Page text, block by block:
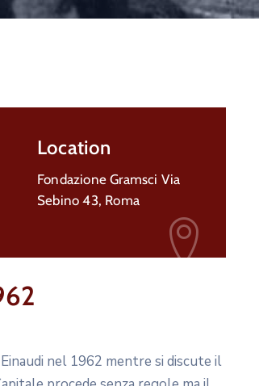
Location
Fondazione Gramsci Via
Sebino 43, Roma
nel 1962 mentre si discute il